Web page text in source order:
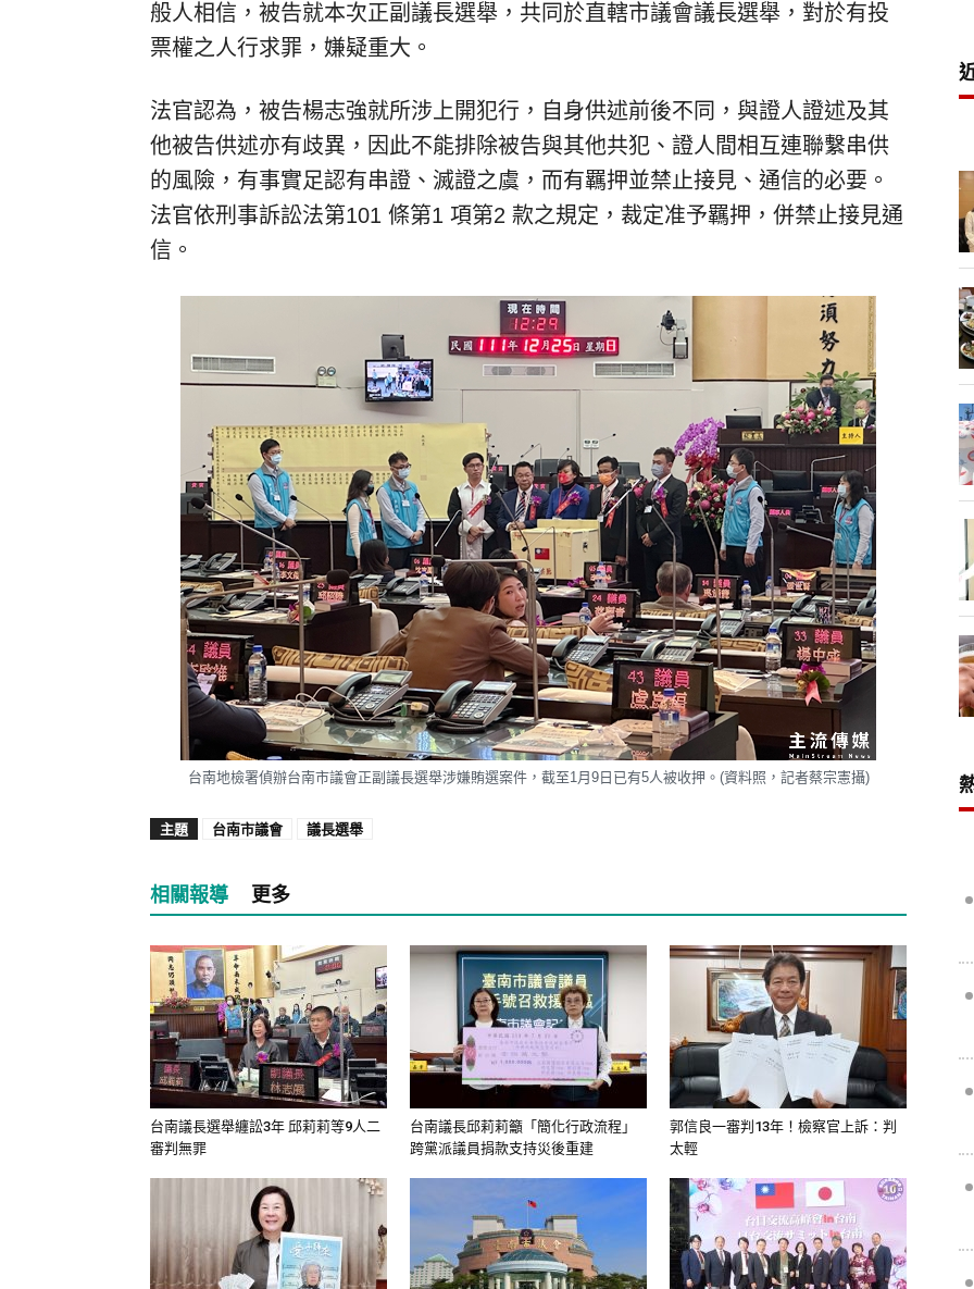
般人相信，被告就本次正副議長選舉，共同於直轄市議會議長選舉，對於有投
票權之人行求罪，嫌疑重大。
法官認為，被告楊志強就所涉上開犯行，自身供述前後不同，與證人證述及其
他被告供述亦有歧異，因此不能排除被告與其他共犯、證人間相互連聯繫串供
的風險，有事實足認有串證、滅證之虞，而有羈押並禁止接見、通信的必要。
法官依刑事訴訟法第101 條第1 項第2 款之規定，裁定准予羈押，併禁止接見通
信。
台南地檢署偵辦台南市議會正副議長選舉涉嫌賄選案件，截至1月9日已有5人被收押。(資料照，記者蔡宗憲攝)
主題 台南市議會 議長選舉
相關報導 更多
台南議長選舉纏訟3年 邱莉莉等9人二
審判無罪
台南議長邱莉莉籲「簡化行政流程」
跨黨派議員捐款支持災後重建
郭信良一審判13年！檢察官上訴：判
太輕